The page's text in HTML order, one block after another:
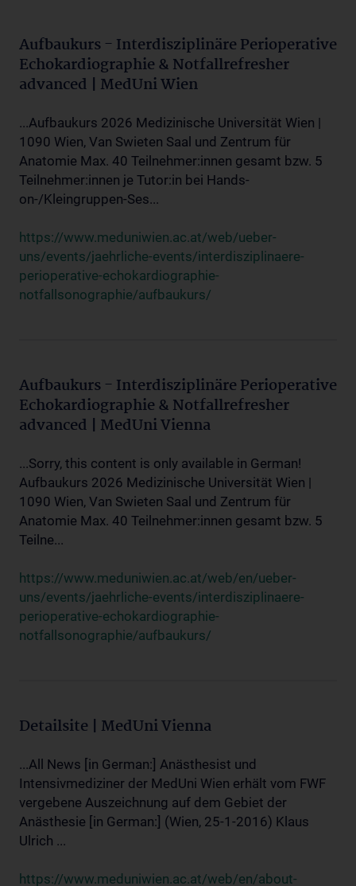
Aufbaukurs - Interdisziplinäre Perioperative
Echokardiographie & Notfallrefresher
advanced | MedUni Wien
...Aufbaukurs 2026 Medizinische Universität Wien |
1090 Wien, Van Swieten Saal und Zentrum für
Anatomie Max. 40 Teilnehmer:innen gesamt bzw. 5
Teilnehmer:innen je Tutor:in bei Hands-
on-/Kleingruppen-Ses...
https://www.meduniwien.ac.at/web/ueber-
uns/events/jaehrliche-events/interdisziplinaere-
perioperative-echokardiographie-
notfallsonographie/aufbaukurs/
Aufbaukurs - Interdisziplinäre Perioperative
Echokardiographie & Notfallrefresher
advanced | MedUni Vienna
...Sorry, this content is only available in German!
Aufbaukurs 2026 Medizinische Universität Wien |
1090 Wien, Van Swieten Saal und Zentrum für
Anatomie Max. 40 Teilnehmer:innen gesamt bzw. 5
Teilne...
https://www.meduniwien.ac.at/web/en/ueber-
uns/events/jaehrliche-events/interdisziplinaere-
perioperative-echokardiographie-
notfallsonographie/aufbaukurs/
Detailsite | MedUni Vienna
...All News [in German:] Anästhesist und
Intensivmediziner der MedUni Wien erhält vom FWF
vergebene Auszeichnung auf dem Gebiet der
Anästhesie [in German:] (Wien, 25-1-2016) Klaus
Ulrich ...
https://www.meduniwien.ac.at/web/en/about-